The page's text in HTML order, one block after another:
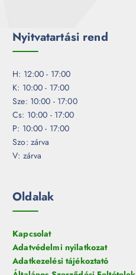
Nyitvatartási rend
H: 12:00 - 17:00
K: 10:00 - 17:00
Sze: 10:00 - 17:00
Cs: 10:00 - 17:00
P: 10:00 - 17:00
Szo: zárva
V: zárva
Oldalak
Kapcsolat
Adatvédelmi nyilatkozat
Adatkezelési tájékoztató